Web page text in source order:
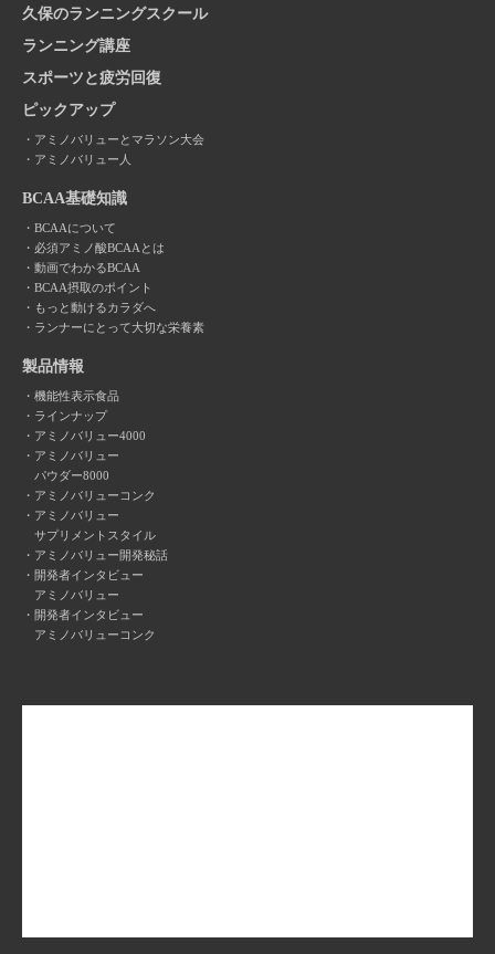
久保のランニングスクール
ランニング講座
スポーツと疲労回復
ピックアップ
アミノバリューとマラソン大会
アミノバリュー人
BCAA基礎知識
BCAAについて
必須アミノ酸BCAAとは
動画でわかるBCAA
BCAA摂取のポイント
もっと動けるカラダへ
ランナーにとって大切な栄養素
製品情報
機能性表示食品
ラインナップ
アミノバリュー4000
アミノバリュー
パウダー8000
アミノバリューコンク
アミノバリュー
サプリメントスタイル
アミノバリュー開発秘話
開発者インタビュー
アミノバリュー
開発者インタビュー
アミノバリューコンク